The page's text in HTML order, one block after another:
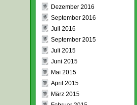
Dezember 2016
September 2016
Juli 2016
September 2015
Juli 2015
Juni 2015
Mai 2015
April 2015
März 2015